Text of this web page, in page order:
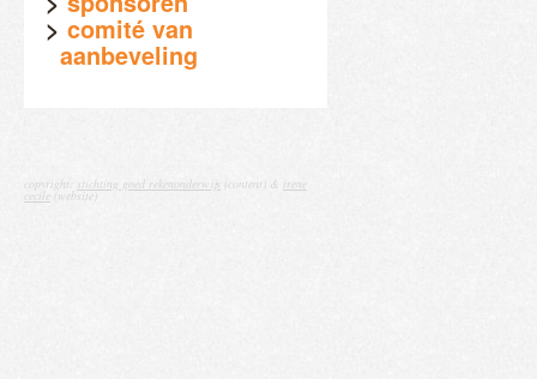
comité van
aanbeveling
copyright: stichting goed rekenonderwijs (content) & irene
cecile (website)